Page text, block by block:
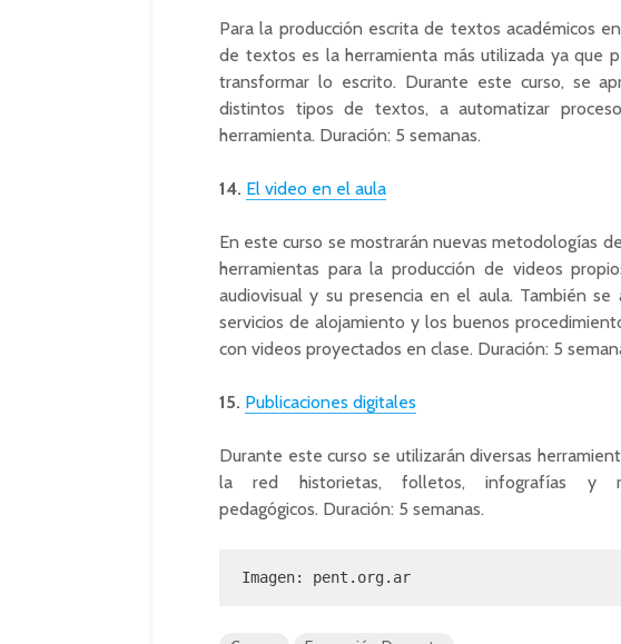
Para la producción escrita de textos académicos
de textos es la herramienta más utilizada ya que
transformar lo escrito. Durante este curso, se
distintos tipos de textos, a automatizar
herramienta. Duración: 5 semanas.
14. El video en el aula
En este curso se mostrarán nuevas metodologías
herramientas para la producción de videos
audiovisual y su presencia en el aula. También
servicios de alojamiento y los buenos
con videos proyectados en clase. Duración: 5
15. Publicaciones digitales
Durante este curso se utilizarán diversas
la red historietas, folletos, infografías y
pedagógicos. Duración: 5 semanas.
Imagen: pent.org.ar